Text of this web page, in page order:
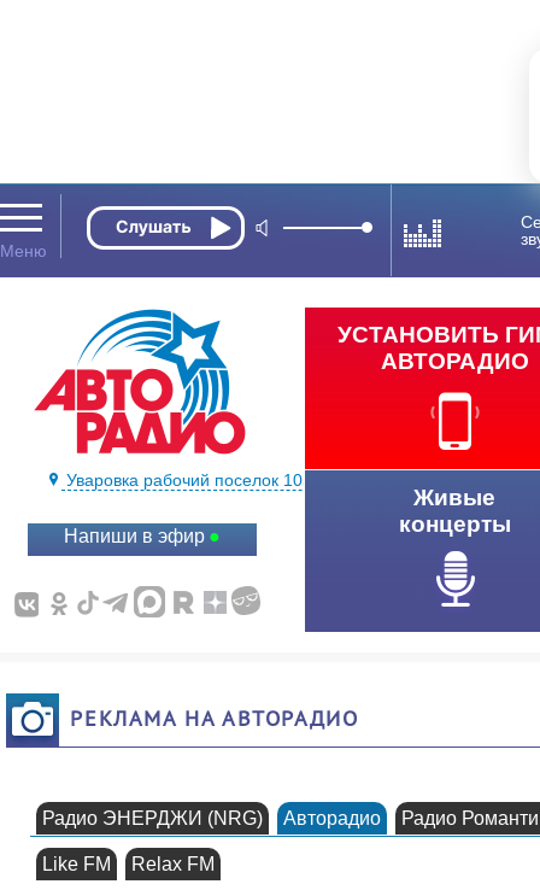
Уваровка рабочий поселок 105.5 FM
Напиши в эфир
УСТАНОВИТЬ
АВТОРАДИО
Живые
концерты
РЕКЛАМА НА АВТОРАДИО